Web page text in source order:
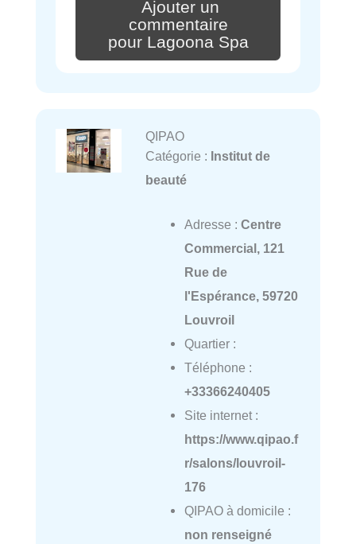
Ajouter un
commentaire
pour Lagoona Spa
QIPAO
Catégorie : Institut de
beauté
Adresse : Centre
Commercial, 121
Rue de
l'Espérance, 59720
Louvroil
Quartier :
Téléphone :
+33366240405
Site internet :
https://www.qipao.f
r/salons/louvroil-
176
QIPAO à domicile :
non renseigné